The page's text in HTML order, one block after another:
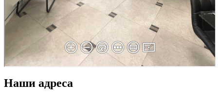
Наши адреса